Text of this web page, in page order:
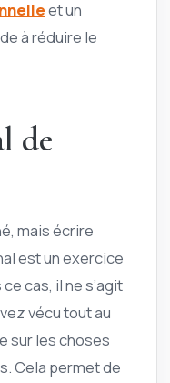
et un
à réduire le
de
mais écrire
est un exercice
cas, il ne s’agit
vécu tout au
sur les choses
Cela permet de